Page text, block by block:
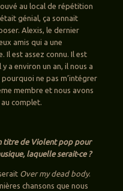
au local de répétition
génial, ça sonnait
Alexis, le dernier
amis qui a une
Il est assez connu. Il est
a environ un an, il nous a
ne pas m’intégrer
membre et nous avons
complet.
titre de Violent pop pour
laquelle serait-ce ?
Over my dead body.
chansons que nous